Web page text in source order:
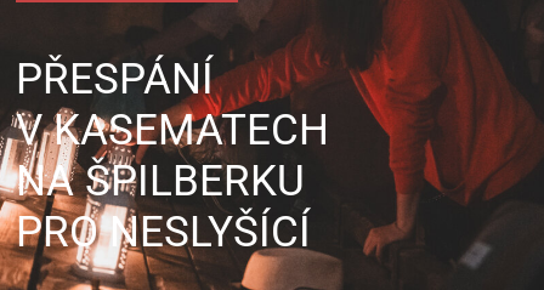
PŘESPÁNÍ
V KASEMATECH
NA ŠPILBERKU
PRO NESLYŠÍCÍ